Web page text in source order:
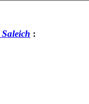
Saleich :